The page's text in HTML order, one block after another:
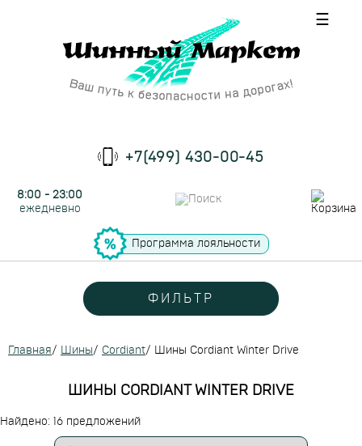
☰
+7(499) 430-00-45
8:00 - 23:00
ежедневно
Программа лояльности
ФИЛЬТР
Главная/ Шины/ Cordiant/ Шины Cordiant Winter Drive
ШИНЫ CORDIANT WINTER DRIVE
Найдено: 16 предложений